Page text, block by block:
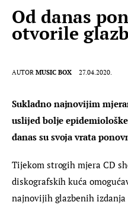
Od danas
otvorile
AUTOR MUSIC BOX 27.04.2020.
Sukladno najnovijim
uslijed bolje
danas su svoja vrata
Tijekom strogih mjera CD
diskografskih kuća
najnovijih glazbenih